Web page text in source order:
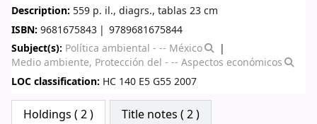
Description: 559 p. il., diagrs., tablas 23 cm
ISBN: 9681675843
9789681675844
Subject(s): Política ambiental - -- México
Medio ambiente, Protección del - -- Aspectos económicos
LOC classification: HC 140 E5 G55 2007
Star ratings
Holdings ( 2 )
Title notes ( 2 )